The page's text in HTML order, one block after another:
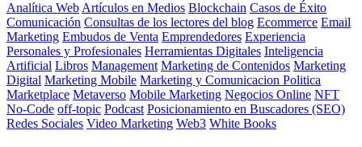
Analítica Web Artículos en Medios Blockchain Casos de Éxito
Comunicación Consultas de los lectores del blog Ecommerce Email
Marketing Embudos de Venta Emprendedores Experiencia
Personales y Profesionales Herramientas Digitales Inteligencia
Artificial Libros Management Marketing de Contenidos Marketing
Digital Marketing Mobile Marketing y Comunicacion Politica
Marketplace Metaverso Mobile Marketing Negocios Online NFT
No-Code off-topic Podcast Posicionamiento en Buscadores (SEO)
Redes Sociales Video Marketing Web3 White Books